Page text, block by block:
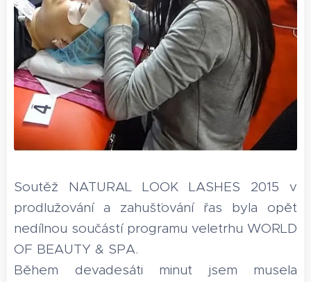
Soutěž NATURAL LOOK LASHES 2015 v
prodlužování a zahušťování řas byla opět
nedílnou součástí programu veletrhu WORLD
OF BEAUTY & SPA.
Během devadesáti minut jsem musela